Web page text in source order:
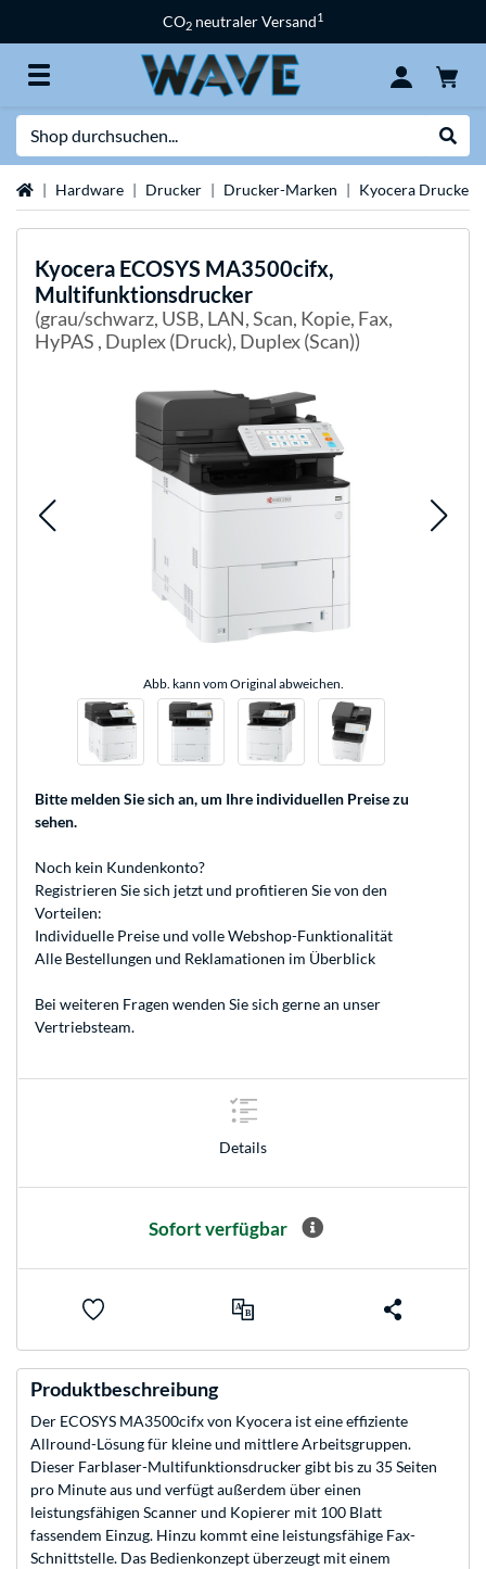
CO2 neutraler Versand1
StartseiteHardware Drucker Drucker-Marken Kyocera Drucker
Kyocera ECOSYS MA3500cifx,
Multifunktionsdrucker
(grau/schwarz, USB, LAN, Scan, Kopie, Fax,
HyPAS , Duplex (Druck), Duplex (Scan))
Abb. kann vom Original abweichen.
Bitte melden Sie sich an, um Ihre individuellen Preise zu
sehen.
Noch kein Kundenkonto?
Registrieren Sie sich jetzt und profitieren Sie von den
Vorteilen:
Individuelle Preise und volle Webshop-Funktionalität
Alle Bestellungen und Reklamationen im Überblick
Bei weiteren Fragen wenden Sie sich gerne an unser
Vertriebsteam.
Details
Sofort verfügbar
Produktbeschreibung
Der ECOSYS MA3500cifx von Kyocera ist eine effiziente
Allround-Lösung für kleine und mittlere Arbeitsgruppen.
Dieser Farblaser-Multifunktionsdrucker gibt bis zu 35 Seiten
pro Minute aus und verfügt außerdem über einen
leistungsfähigen Scanner und Kopierer mit 100 Blatt
fassendem Einzug. Hinzu kommt eine leistungsfähige Fax-
Schnittstelle. Das Bedienkonzept überzeugt mit einem